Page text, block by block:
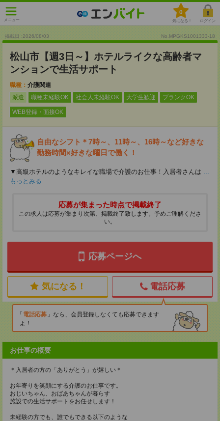
メニュー
0
気になる！ ログイン
掲載日 :2026/08/03 No.MPGKS1001333-18
松山市【週3日～】ホテルライクな高齢者マ
ンションで生活サポート
職種： 介護関連
派遣
職種未経験OK 社会人未経験OK 大学生歓迎 ブランクOK
WEB登録・面接OK
自由なシフト＊7時～、11時～、16時～など好きな
勤務時間×好きな曜日で働く！
▼高級ホテルのようなキレイな職場で介護のお仕事！入居者さんは ...
もっとみる
応募が集まった時点で掲載終了
この求人は応募が集まり次第、掲載終了致します。予めご理解くださ
い。
応募ページへ
気になる！ 電話応募
電話応募
なら、会員登録しなくても応募できます
よ！
お仕事の概要
＊入居者の方の「ありがとう」が嬉しい＊
お年寄りを笑顔にする介護のお仕事です。
おじいちゃん、おばあちゃんが暮らす
施設での生活サポートをお任せします！
未経験の方でも、誰でもできる以下のような